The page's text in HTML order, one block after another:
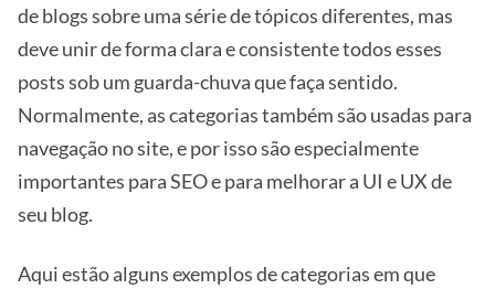
de blogs sobre uma série de tópicos diferentes, mas
deve unir de forma clara e consistente todos esses
posts sob um guarda-chuva que faça sentido.
Normalmente, as categorias também são usadas para
navegação no site, e por isso são especialmente
importantes para SEO e para melhorar a UI e UX de
seu blog.
Aqui estão alguns exemplos de categorias em que